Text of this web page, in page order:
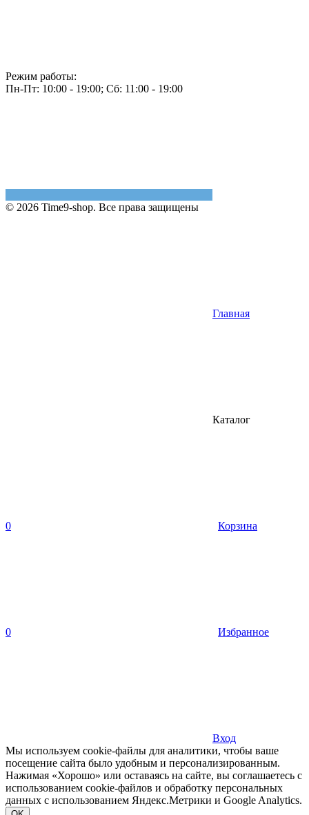
Режим работы:
Пн-Пт: 10:00 - 19:00; Сб: 11:00 - 19:00
© 2026 Time9-shop. Все права защищены
Главная
Каталог
0 Корзина
0 Избранное
Вход
Мы используем cookie-файлы для аналитики, чтобы ваше
посещение сайта было удобным и персонализированным.
Нажимая «Хорошо» или оставаясь на сайте, вы соглашаетесь с
использованием cookie-файлов и обработку персональных
данных с использованием Яндекс.Метрики и Google Analytics.